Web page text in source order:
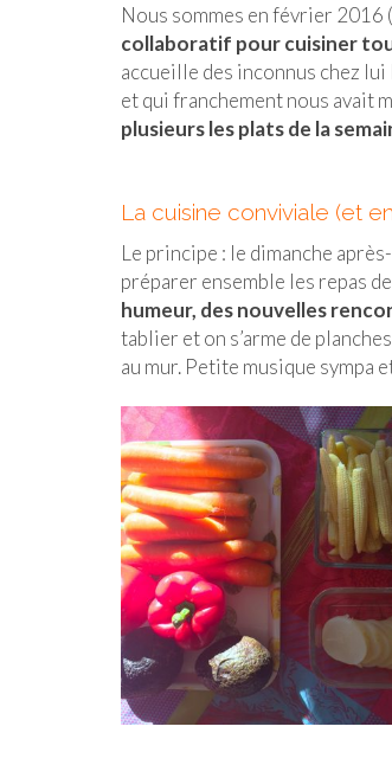
Nous sommes en février 2016
collaboratif pour cuisiner
accueille des inconnus chez lui
et qui franchement nous avait
plusieurs les plats de la
La cuisine conviviale (et
Le principe : le dimanche
préparer ensemble les repas
humeur, des nouvelles
tablier et on s’arme de
au mur. Petite musique sympa